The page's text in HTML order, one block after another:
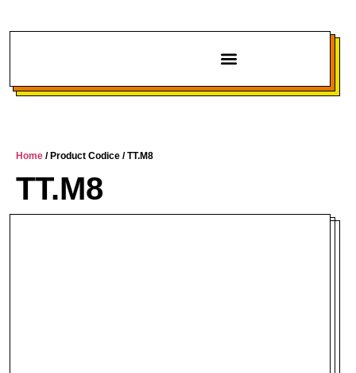
Home / Product Codice / TT.M8
TT.M8